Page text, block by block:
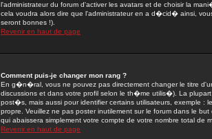
l'administrateur du forum d'activer les avatars et de choisir la
cela voudra alors dire que l'administrateur en a d�cid� ainsi,
seront bonnes !).
Revenir en haut de page
Comment puis-je changer mon rang ?
En g�n�ral, vous ne pouvez pas directement changer le titre
discussions et dans votre profil selon le th�me utilis�). La
post�s, mais aussi pour identifier certains utilisateurs, exemple
propre. Veuillez ne pas poster inutilement sur le forum dans le
qui abaissera simplement votre compte de votre nombre total de
Revenir en haut de page